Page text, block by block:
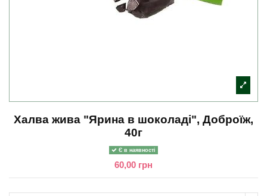
Халва жива "Ярина в шоколаді", Доброїж,
40г
Є в наявності
60,00 грн